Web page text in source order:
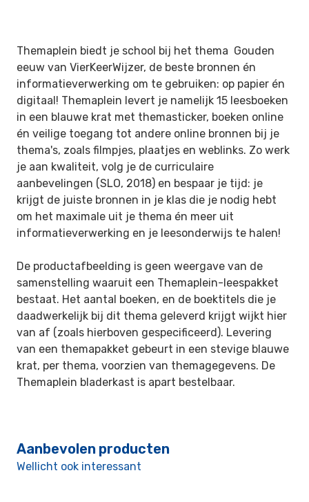
Themaplein biedt je school bij het thema Gouden
eeuw van VierKeerWijzer, de beste bronnen én
informatieverwerking om te gebruiken: op papier én
digitaal! Themaplein levert je namelijk 15 leesboeken
in een blauwe krat met themasticker, boeken online
én veilige toegang tot andere online bronnen bij je
thema's, zoals filmpjes, plaatjes en weblinks. Zo werk
je aan kwaliteit, volg je de curriculaire
aanbevelingen (SLO, 2018) en bespaar je tijd: je
krijgt de juiste bronnen in je klas die je nodig hebt
om het maximale uit je thema én meer uit
informatieverwerking en je leesonderwijs te halen!
De productafbeelding is geen weergave van de
samenstelling waaruit een Themaplein-leespakket
bestaat. Het aantal boeken, en de boektitels die je
daadwerkelijk bij dit thema geleverd krijgt wijkt hier
van af (zoals hierboven gespecificeerd). Levering
van een themapakket gebeurt in een stevige blauwe
krat, per thema, voorzien van themagegevens. De
Themaplein bladerkast is apart bestelbaar.
Aanbevolen producten
Wellicht ook interessant